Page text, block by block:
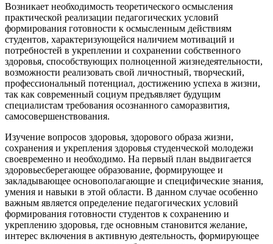
Возникает необходимость теоретического осмысления
практической реализации педагогических условий
формирования готовности к осмысленным действиям
студентов, характеризующейся наличием мотиваций и
потребностей в укреплении и сохранении собственного
здоровья, способствующих полноценной жизнедеятельности,
возможности реализовать свой личностный, творческий,
профессиональный потенциал, достижению успеха в жизни,
так как современный социум предъявляет будущим
специалистам требования осознанного саморазвития,
самосовершенствования.
Изучение вопросов здоровья, здорового образа жизни,
сохранения и укрепления здоровья студенческой молодежи
своевременно и необходимо. На первый план выдвигается
здоровьесберегающее образование, формирующее и
закладывающее основополагающие и специфические знания,
умения и навыки в этой области. В данном случае особенно
важным является определение педагогических условий
формирования готовности студентов к сохранению и
укреплению здоровья, где основным становится желание,
интерес включения в активную деятельность, формирующее